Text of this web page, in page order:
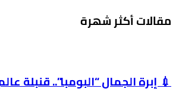
مقالات أكثر شهرة
💉 إبرة الجمال “البومبا”.. قنبلة